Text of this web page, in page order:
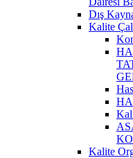
Dış
Kalite
Kalite